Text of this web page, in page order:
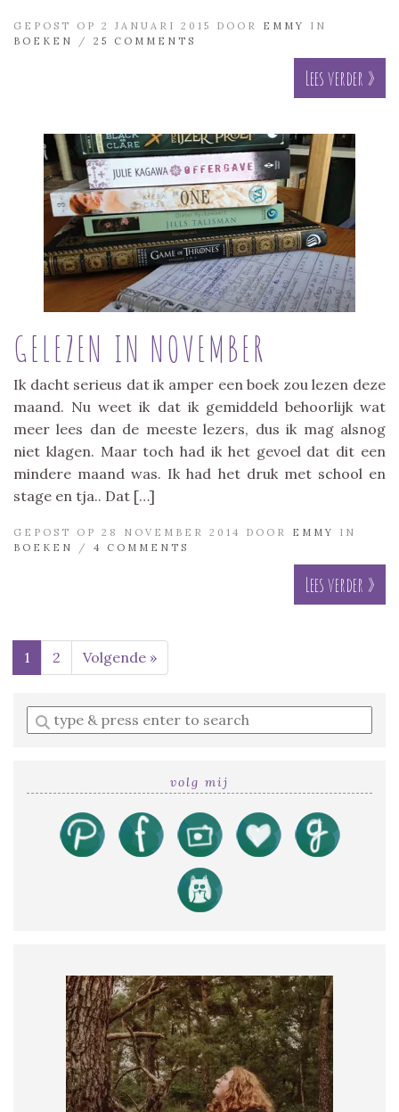
GEPOST OP 2 JANUARI 2015 DOOR EMMY
IN
BOEKEN
/ 25 COMMENTS
Lees verder »
GELEZEN IN NOVEMBER
Ik dacht serieus dat ik amper een boek zou lezen deze
maand. Nu weet ik dat ik gemiddeld behoorlijk wat
meer lees dan de meeste lezers, dus ik mag alsnog
niet klagen. Maar toch had ik het gevoel dat dit een
mindere maand was. Ik had het druk met school en
stage en tja.. Dat […]
GEPOST OP 28 NOVEMBER 2014 DOOR EMMY
IN
BOEKEN
/ 4 COMMENTS
Lees verder »
1 2 Volgende »
Enter
a
volg mij